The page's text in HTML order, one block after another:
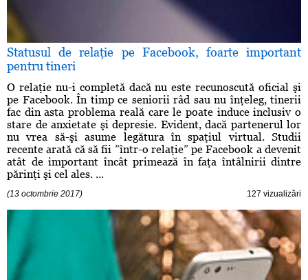
Statusul de relaţie pe Facebook, foarte important
pentru tineri
O relaţie nu-i completă dacă nu este recunoscută oficial şi
pe Facebook. În timp ce seniorii râd sau nu înţeleg, tinerii
fac din asta problema reală care le poate induce inclusiv o
stare de anxietate şi depresie. Evident, dacă partenerul lor
nu vrea să-şi asume legătura în spaţiul virtual. Studii
recente arată că să fii ”într-o relaţie” pe Facebook a devenit
atât de important încât primează în faţa întâlnirii dintre
părinţi şi cel ales. ...
(13 octombrie 2017) 127 vizualizări